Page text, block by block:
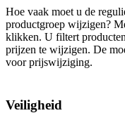
Hoe vaak moet u de
productgroep wijzigen?
klikken. U filtert
prijzen te wijzigen. De
voor prijswijziging.
Veiligheid